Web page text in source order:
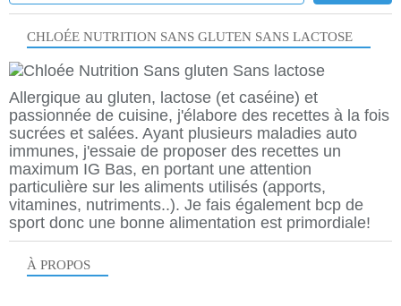
CHLOÉE NUTRITION SANS GLUTEN SANS LACTOSE
Allergique au gluten, lactose (et caséine) et
passionnée de cuisine, j'élabore des recettes à la fois
sucrées et salées. Ayant plusieurs maladies auto
immunes, j'essaie de proposer des recettes un
maximum IG Bas, en portant une attention
particulière sur les aliments utilisés (apports,
vitamines, nutriments..). Je fais également bcp de
sport donc une bonne alimentation est primordiale!
À PROPOS